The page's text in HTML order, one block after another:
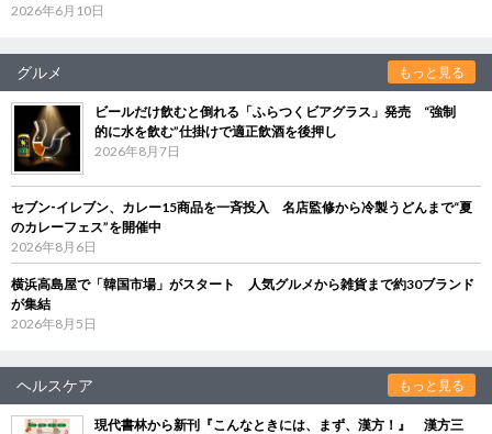
2026年6月10日
グルメ もっと見る
ビールだけ飲むと倒れる「ふらつくビアグラス」発売 “強制
的に水を飲む”仕掛けで適正飲酒を後押し
2026年8月7日
セブン‐イレブン、カレー15商品を一斉投入 名店監修から冷製うどんまで“夏
のカレーフェス”を開催中
2026年8月6日
横浜高島屋で「韓国市場」がスタート 人気グルメから雑貨まで約30ブランド
が集結
2026年8月5日
ヘルスケア もっと見る
現代書林から新刊『こんなときには、まず、漢方！』 漢方三